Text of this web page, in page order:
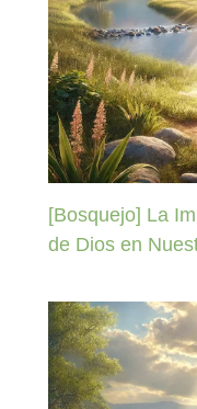
[Bosquejo] La
de Dios en